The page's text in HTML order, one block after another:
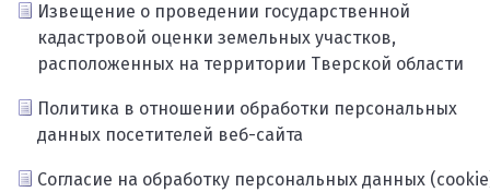
Извещение о проведении государственной
кадастровой оценки земельных участков,
расположенных на территории Тверской области
Политика в отношении обработки персональных
данных посетителей веб-сайта
Согласие на обработку персональных данных